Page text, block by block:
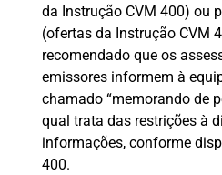
da Instrução CVM 400) ou
(ofertas da Instrução CVM
recomendado que os
emissores informem à
chamado “memorando de
qual trata das restrições à
informações, conforme
400.